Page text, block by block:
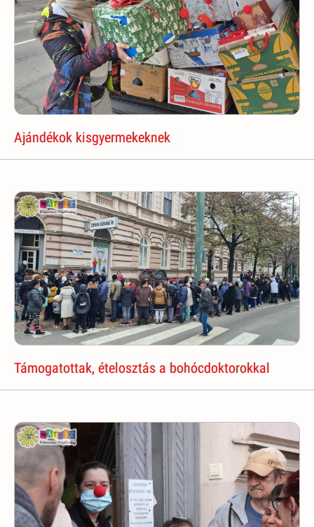
Ajándékok kisgyermekeknek
Támogatottak, ételosztás a bohócdoktorokkal